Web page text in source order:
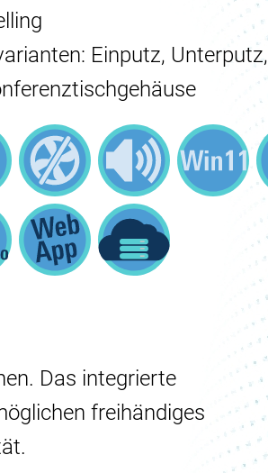
Einputz, Unterputz,
Das integrierte
freihändiges